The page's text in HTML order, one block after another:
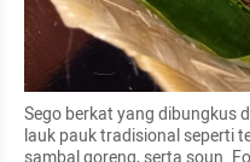
Sego berkat yang dibungkus
lauk pauk tradisional seperti